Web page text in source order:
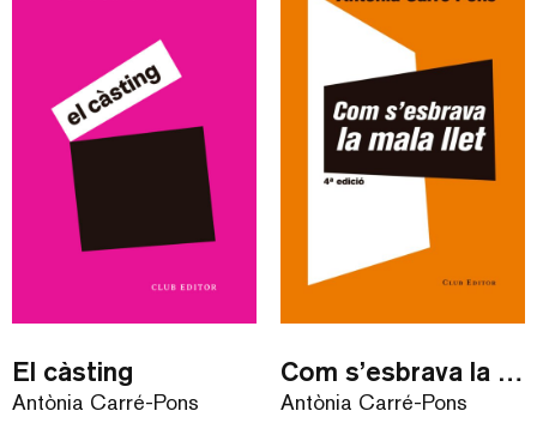
El càsting
Antònia Carré-Pons
Com s’esbrava la mala llet
Antònia Carré-Pons